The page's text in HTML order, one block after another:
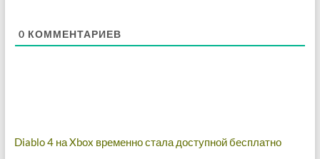
0 КОММЕНТАРИЕВ
Навигация
Diablo 4 на Xbox временно стала доступной бесплатно